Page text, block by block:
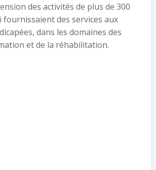
des activités de plus de 300
fournissaient des services aux
dans les domaines des
et de la réhabilitation.